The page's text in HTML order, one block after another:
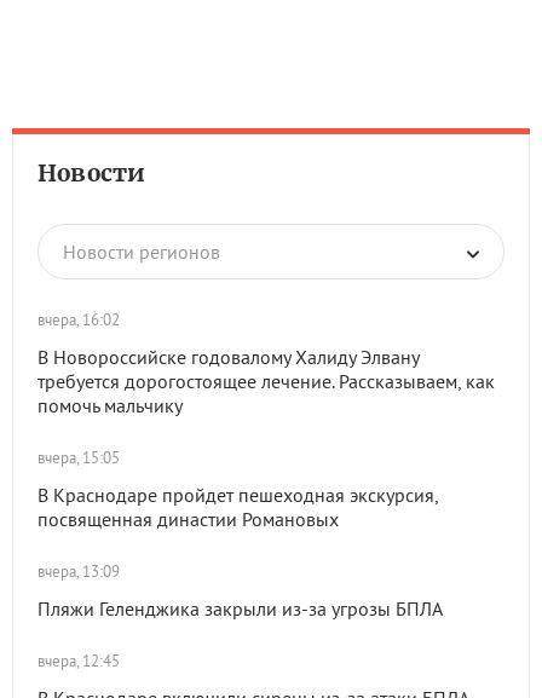
Новости
Новости регионов
вчера, 16:02
В Новороссийске годовалому Халиду Элвану
требуется дорогостоящее лечение. Рассказываем, как
помочь мальчику
вчера, 15:05
В Краснодаре пройдет пешеходная экскурсия,
посвященная династии Романовых
вчера, 13:09
Пляжи Геленджика закрыли из-за угрозы БПЛА
вчера, 12:45